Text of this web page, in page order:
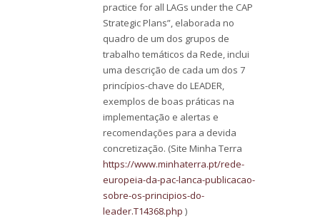
practice for all LAGs under the CAP
Strategic Plans”, elaborada no
quadro de um dos grupos de
trabalho temáticos da Rede, inclui
uma descrição de cada um dos 7
princípios-chave do LEADER,
exemplos de boas práticas na
implementação e alertas e
recomendações para a devida
concretização. (Site Minha Terra
https://www.minhaterra.pt/rede-
europeia-da-pac-lanca-publicacao-
sobre-os-principios-do-
leader.T14368.php )